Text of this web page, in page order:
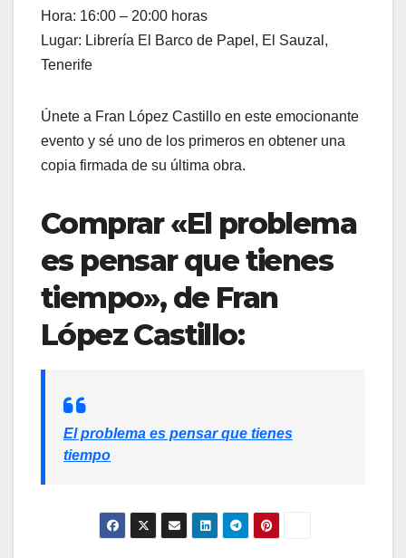
Hora: 16:00 – 20:00 horas
Lugar: Librería El Barco de Papel, El Sauzal,
Tenerife
Únete a Fran López Castillo en este emocionante
evento y sé uno de los primeros en obtener una
copia firmada de su última obra.
Comprar «El problema
es pensar que tienes
tiempo», de Fran
López Castillo:
El problema es pensar que tienes
tiempo